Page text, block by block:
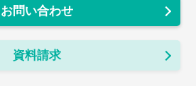
お問い合わせ
資料請求